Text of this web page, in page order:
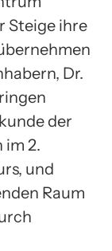
Steige ihre
Dr.
der
im 2.
und
Raum